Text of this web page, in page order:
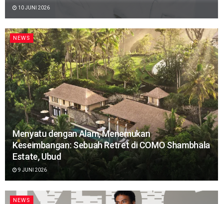
10 JUNI 2026
NEWS
Menyatu dengan Alam, Menemukan
Keseimbangan: Sebuah Retret di COMO Shambhala
Estate, Ubud
9 JUNI 2026
NEWS